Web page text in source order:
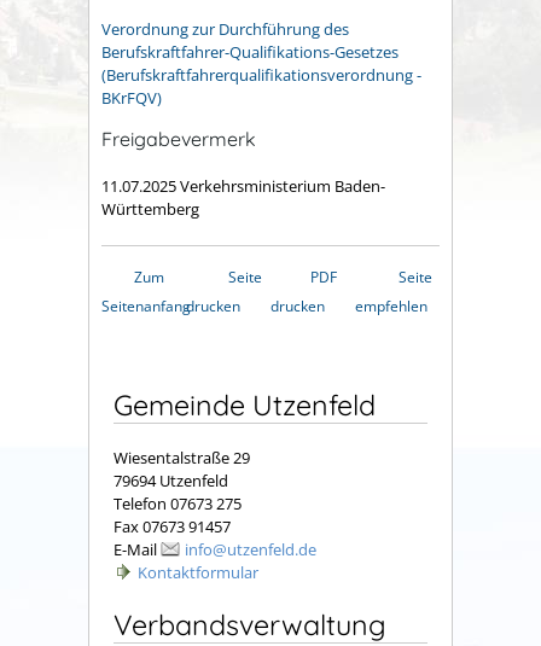
Verordnung zur Durchführung des
Berufskraftfahrer-Qualifikations-Gesetzes
(Berufskraftfahrerqualifikationsverordnung -
BKrFQV)
Freigabevermerk
11.07.2025Verkehrsministerium Baden-
Württemberg
Zum
Seitenanfang
Seite
drucken
PDF
drucken
Seite
empfehlen
Gemeinde Utzenfeld
Wiesentalstraße 29
79694 Utzenfeld
Telefon 07673 275
Fax 07673 91457
E-Mail
info@utzenfeld.de
Kontaktformular
Verbandsverwaltung